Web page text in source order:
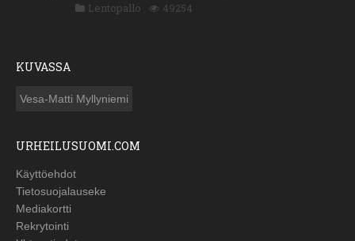
Lentopallo 49254
KUVASSA
Vesa-Matti Myllyniemi
URHEILUSUOMI.COM
Käyttöehdot
Tietosuojalauseke
Mediakortti
Rekrytointi